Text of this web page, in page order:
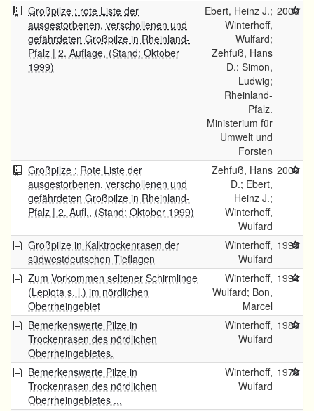
Großpilze : rote Liste der
ausgestorbenen, verschollenen und
gefährdeten Großpilze in Rheinland-
Pfalz | 2. Auflage, (Stand: Oktober
1999)
Ebert, Heinz J.;
Winterhoff,
Wulfard;
Zehfuß, Hans
D.; Simon,
Ludwig;
Rheinland-
Pfalz.
Ministerium für
Umwelt und
Forsten
2000
Großpilze : Rote Liste der
ausgestorbenen, verschollenen und
gefährdeten Großpilze in Rheinland-
Pfalz | 2. Aufl., (Stand: Oktober 1999)
Zehfuß, Hans
D.; Ebert,
Heinz J.;
Winterhoff,
Wulfard
2000
Großpilze in Kalktrockenrasen der
südwestdeutschen Tieflagen
Winterhoff,
Wulfard
1995
Zum Vorkommen seltener Schirmlinge
(Lepiota s. l.) im nördlichen
Oberrheingebiet
Winterhoff,
Wulfard; Bon,
Marcel
1994
Bemerkenswerte Pilze in
Trockenrasen des nördlichen
Oberrheingebietes.
Winterhoff,
Wulfard
1980
Bemerkenswerte Pilze in
Trockenrasen des nördlichen
Oberrheingebietes ...
Winterhoff,
Wulfard
1978